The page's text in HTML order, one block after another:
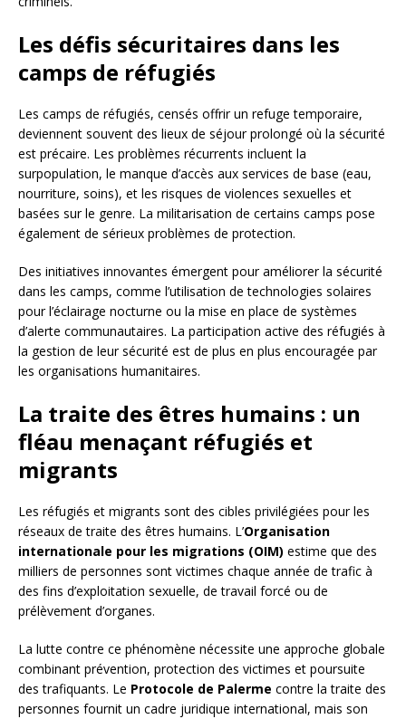
Les défis sécuritaires dans les
camps de réfugiés
Les camps de réfugiés, censés offrir un refuge temporaire,
deviennent souvent des lieux de séjour prolongé où la sécurité
est précaire. Les problèmes récurrents incluent la
surpopulation, le manque d’accès aux services de base (eau,
nourriture, soins), et les risques de violences sexuelles et
basées sur le genre. La militarisation de certains camps pose
également de sérieux problèmes de protection.
Des initiatives innovantes émergent pour améliorer la sécurité
dans les camps, comme l’utilisation de technologies solaires
pour l’éclairage nocturne ou la mise en place de systèmes
d’alerte communautaires. La participation active des réfugiés à
la gestion de leur sécurité est de plus en plus encouragée par
les organisations humanitaires.
La traite des êtres humains : un
fléau menaçant réfugiés et
migrants
Les réfugiés et migrants sont des cibles privilégiées pour les
réseaux de traite des êtres humains. L’Organisation
internationale pour les migrations (OIM) estime que des
milliers de personnes sont victimes chaque année de trafic à
des fins d’exploitation sexuelle, de travail forcé ou de
prélèvement d’organes.
La lutte contre ce phénomène nécessite une approche globale
combinant prévention, protection des victimes et poursuite
des trafiquants. Le Protocole de Palerme contre la traite des
personnes fournit un cadre juridique international, mais son